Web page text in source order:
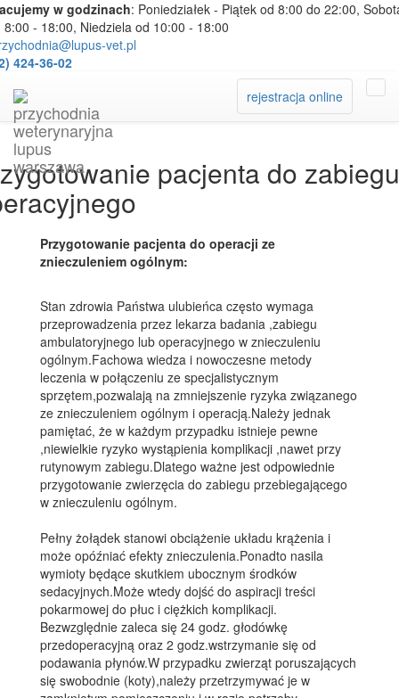
w godzinach: Poniedziałek - Piątek od 8:00 do 22:00,
8:00 - 18:00, Niedziela od 10:00 - 18:00
vet.pl
424-36-02
rejestracja online
pacjenta do zabiegu
Przygotowanie pacjenta do operacji ze
znieczuleniem ogólnym:
Stan zdrowia Państwa ulubieńca często wymaga
przeprowadzenia przez lekarza badania ,zabiegu
ambulatoryjnego lub operacyjnego w znieczuleniu
ogólnym.Fachowa wiedza i nowoczesne metody
leczenia w połączeniu ze specjalistycznym
sprzętem,pozwalają na zmniejszenie ryzyka związanego
ze znieczuleniem ogólnym i operacją.Należy jednak
pamiętać, że w każdym przypadku istnieje pewne
,niewielkie ryzyko wystąpienia komplikacji ,nawet przy
rutynowym zabiegu.Dlatego ważne jest odpowiednie
przygotowanie zwierzęcia do zabiegu przebiegającego
w znieczuleniu ogólnym.
Pełny żołądek stanowi obciążenie układu krążenia i
może opóźniać efekty znieczulenia.Ponadto nasila
wymioty będące skutkiem ubocznym środków
sedacyjnych.Może wtedy dojść do aspiracji treści
pokarmowej do płuc i ciężkich komplikacji.
Bezwzględnie zaleca się 24 godz. głodówkę
przedoperacyjną oraz 2 godz.wstrzymanie się od
podawania płynów.W przypadku zwierząt poruszających
się swobodnie (koty),należy przetrzymywać je w